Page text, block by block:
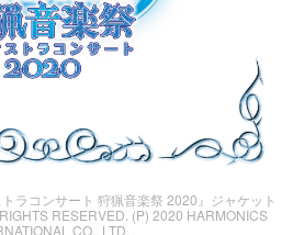
ラコンサート 狩猟音楽祭 2020』ジャケット
RESERVED. (P) 2020 HARMONICS
CO., LTD.